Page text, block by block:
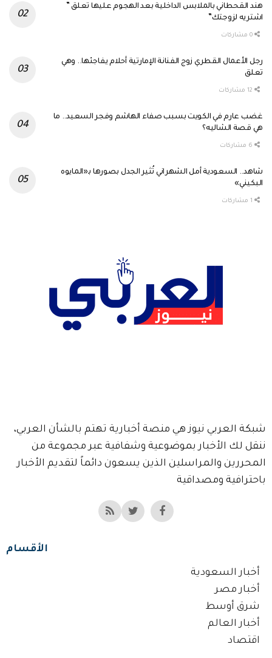
هند القحطاني بالملابس الداخلية بعد الهجوم عليها تعلق ”
اشتريه لزوجتك”
رجل الأعمال القطري زوج الفنانة الإمارتية أحلام يفاجئها.. وهي
تعلق
غضب عارم في الكويت بسبب صفاء الهاشم وفجر السعيد.. ما
هي قصة الشاليه؟
شاهد.. السعودية أمل الشهراني تُثير الجدل بصورها بـ«المايوه
البكيني»
شبكة العربي نيوز هي منصة أخبارية تهتم بالشأن العربي،
ننقل لك الأخبار بموضوعية وشفافية عبر مجموعة من
المحررين والمراسلين الذين يسعون دائماً لتقديم الأخبار
باحترافية ومصداقية
الأقسام
أخبار السعودية
أخبار مصر
شرق أوسط
أخبار العالم
اقتصاد